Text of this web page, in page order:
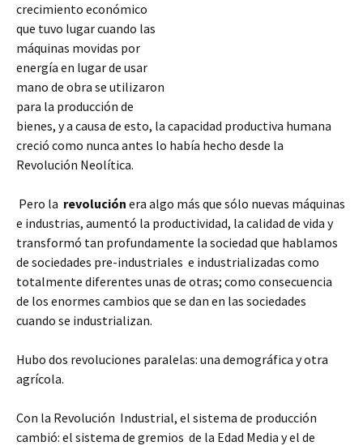
crecimiento económico
que tuvo lugar cuando las
máquinas movidas por
energía en lugar de usar
mano de obra se utilizaron
para la producción de
bienes, y a causa de esto, la capacidad productiva humana
creció como nunca antes lo había hecho desde la
Revolución Neolítica.
Pero la revolución era algo más que sólo nuevas máquinas
e industrias, aumentó la productividad, la calidad de vida y
transformó tan profundamente la sociedad que hablamos
de sociedades pre-industriales e industrializadas como
totalmente diferentes unas de otras; como consecuencia
de los enormes cambios que se dan en las sociedades
cuando se industrializan.
Hubo dos revoluciones paralelas: una demográfica y otra
agrícola.
Con la Revolución Industrial, el sistema de producción
cambió: el sistema de gremios de la Edad Media y el de